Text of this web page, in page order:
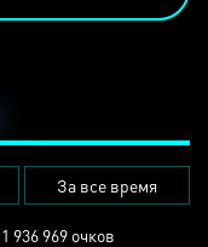
За все время
1 936 969 очков